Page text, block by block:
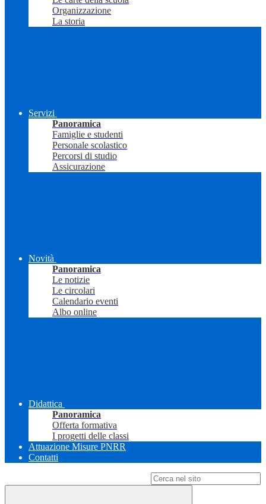
Organizzazione
La storia
Servizi
Panoramica
Famiglie e studenti
Personale scolastico
Percorsi di studio
Assicurazione
Novità
Panoramica
Le notizie
Le circolari
Calendario eventi
Albo online
Didattica
Panoramica
Offerta formativa
I progetti delle classi
Attuazione Misure PNRR
Contatti